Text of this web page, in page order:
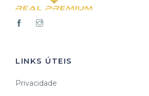
LINKS ÚTEIS
Privacidade